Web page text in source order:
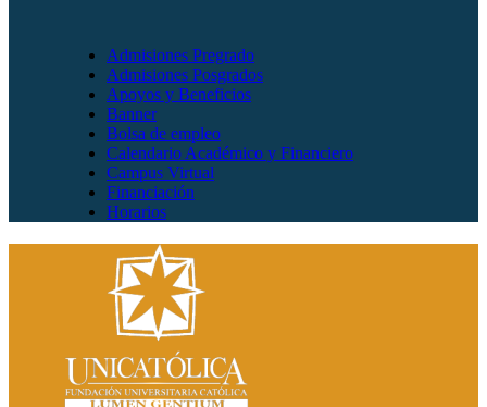
Admisiones Pregrado
Admisiones Posgrados
Apoyos y Beneficios
Banner
Bolsa de empleo
Calendario Académico y Financiero
Campus Virtual
Financiación
Horarios